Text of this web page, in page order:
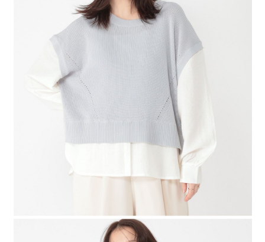
1.本服務係由「台灣大哥大股份有限公司」（以下簡稱本公司）所提供，讓
用戶於交易時，得透過本服務購買商品或服務，並由商店將買賣／分期付款
買賣價金債權讓與本公司後，依約使用本公司帳單繳交帳款。
2.基於同意付款使用「大哥付你分期」之契約關係目的，商店將以您的個人
資料（包含姓名、電話或地址）提供予台灣大哥大進項蒐集、處理及利用，
由本公司與您本人進行分期帳單所需資料之確認、核對及更正。
3.完整用戶服務條款，請詳閱以下連結：
https://oppay.tw/userRule
ATM／網路銀行／等多元方式進行付款，方視為交易完成。
※ 請注意：結帳手續完成當下不需立刻繳費，但若您需要取消訂單，請聯絡
購買商品的店家。未經商家同意取消之訂單仍視為有效，需透過AFTEE先享
後付繳納相關費用。
※ 交易是否成功請以「AFTEE先享後付 」之結帳頁面顯示為準，若有關於
是否繳費成功／繳費後需取消欲退款等相關疑問，請聯繫「AFTEE先享後付
https://netprotections.freshdesk.com/support/home
【注意事項】
１．透過由恩沛科技股份有限公司提供之「AFTEE先享後付」服務完成之交
易，需依本服務之必要範圍內提供個人資料，並將交易相關給付款項請求債
權轉讓予恩沛科技股份有限公司。
https://aftee.tw/terms/#terms3
３．未成年的使用者請事先徵得法定代理人或監護人之同意方可使用
「AFTEE先享後付」，若未經同意申辦者引起之損失，本公司不負相關責
４．使用「AFTEE先享後付」時，將依據個別帳號之用戶狀況，依本公司即
時審查核予不同之上限額度；若仍有額度不足之情形，本公司將視審查結果
５．嚴禁一人註冊多個帳號或使用他人資訊註冊。若發現惡意使用之情形，
恩沛科技股份有限公司將有權停止該用戶之使用額度並採取法律行動。
每筆NT$80，滿NT$1,500(含以上)免運費
付款後 7-11取貨
每筆NT$80，滿NT$1,500(含以上)免運費
每筆NT$80，滿NT$1,500(含以上)免運費